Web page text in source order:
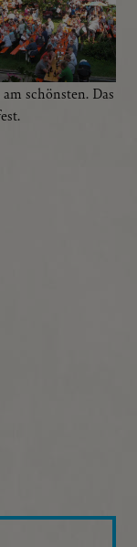
schönsten. Das